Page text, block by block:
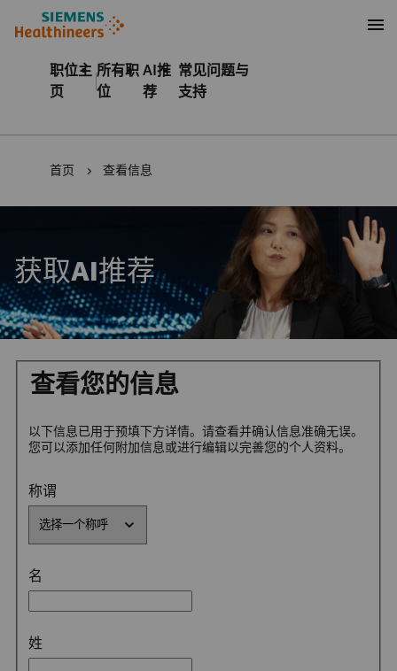
职位主
页
所有职
位
AI推
荐
常见问题与
支持
首页 查看信息
获取AI推荐
查看您的信息
以下信息已用于预填下方详情。请查看并确认信息准确无误。
您可以添加任何附加信息或进行编辑以完善您的个人资料。
称谓
名
姓